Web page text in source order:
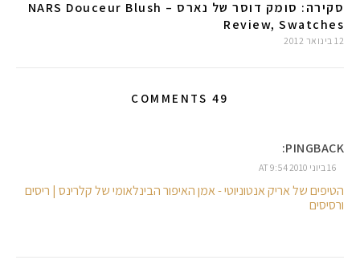
סקירה: סומק דוסר של נארס – NARS Douceur Blush
Review, Swatches
12 בינואר 2012
49 COMMENTS
PINGBACK:
16 ביוני 2010 AT 9:54
הטיפים של אריק אנטוניוטי - אמן האיפור הבינלאומי של קלרינס | ריסים
ורסיסים